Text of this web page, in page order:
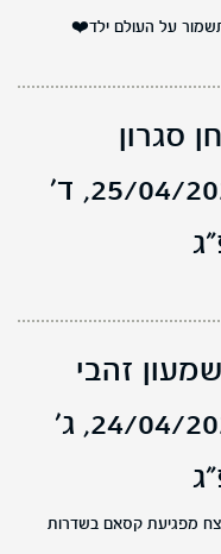
על העולם ילד❤️
סגרון
ד'
זהבי
ג'
מפגיעת קסאם בשדרות